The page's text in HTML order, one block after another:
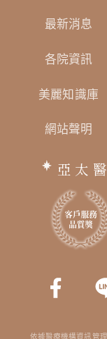
最新消息
各院資訊
美麗知識庫
網站聲明
亞太
依據醫療機構資訊管